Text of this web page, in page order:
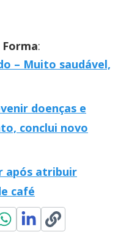
:
– Muito saudável,
doenças e
conclui novo
após atribuir
café